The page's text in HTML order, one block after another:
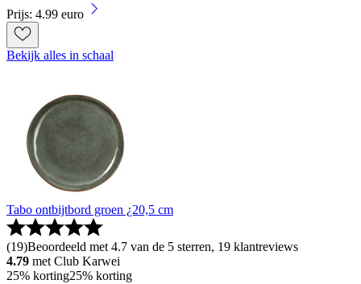
Prijs: 4.99 euro
Bekijk alles in schaal
Tabo ontbijtbord groen ¿20,5 cm
(19)Beoordeeld met 4.7 van de 5 sterren, 19 klantreviews
4.79 met Club Karwei
25% korting25% korting